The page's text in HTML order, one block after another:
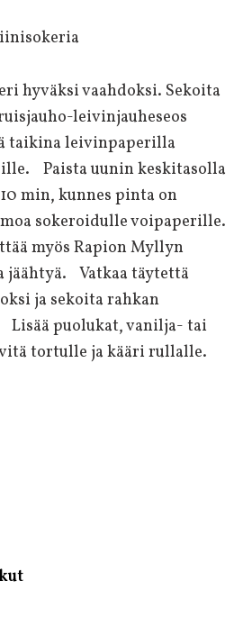
hyväksi vaahdoksi. Sekoita
leivinjauheseos
leivinpaperilla
Paista uunin keskitasolla
min, kunnes pinta on
sokeroidulle voipaperille.
myös Rapion Myllyn
jäähtyä. Vatkaa täytettä
ja sekoita rahkan
puolukat, vanilja- tai
tortulle ja kääri rullalle.